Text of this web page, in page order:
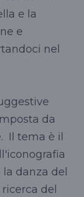
e la
e
nel
da
Il tema è il
danza del
del